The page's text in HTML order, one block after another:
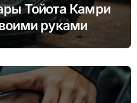
Тойота Камри
руками